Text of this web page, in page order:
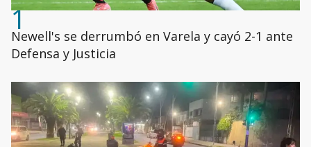
1
Newell's se derrumbó en Varela y cayó 2-1 ante
Defensa y Justicia